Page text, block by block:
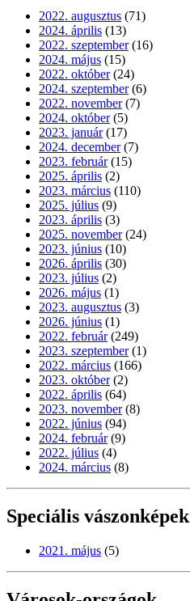
2022. augusztus (71)
2024. április (13)
2022. szeptember (16)
2024. május (15)
2022. október (24)
2024. szeptember (6)
2022. november (7)
2024. október (5)
2023. január (17)
2024. december (7)
2023. február (15)
2025. április (2)
2023. március (110)
2025. július (9)
2023. április (3)
2025. november (24)
2023. június (10)
2026. április (30)
2023. július (2)
2026. május (1)
2023. augusztus (3)
2026. június (1)
2022. február (249)
2023. szeptember (1)
2022. március (166)
2023. október (2)
2022. április (64)
2023. november (8)
2022. június (94)
2024. február (9)
2022. július (4)
2024. március (8)
Speciális vászonképek
2021. május (5)